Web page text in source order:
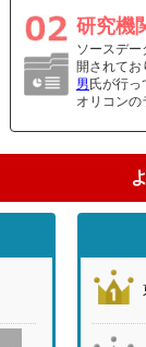
研究機
ソースデー
開されてお
男 氏が行っ
オリコンの